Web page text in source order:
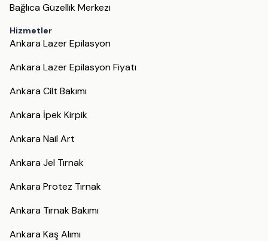
Bağlıca Güzellik Merkezi
Hizmetler
Ankara Lazer Epilasyon
Ankara Lazer Epilasyon Fiyatı
Ankara Cilt Bakımı
Ankara İpek Kirpik
Ankara Nail Art
Ankara Jel Tırnak
Ankara Protez Tırnak
Ankara Tırnak Bakımı
Ankara Kaş Alımı